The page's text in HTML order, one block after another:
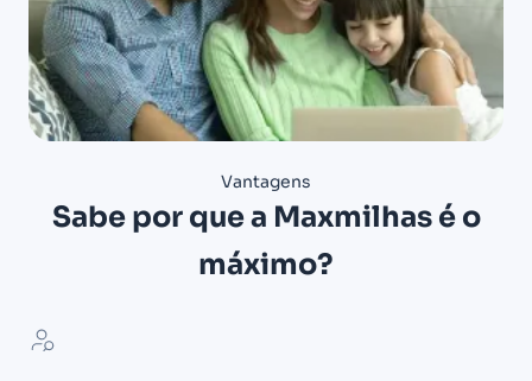
Vantagens
Sabe por que a Maxmilhas é o
máximo?